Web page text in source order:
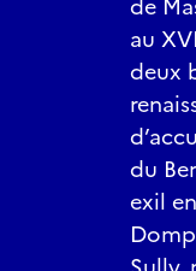
de
au
deux
du
exil